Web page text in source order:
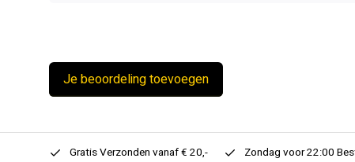
Je beoordeling toevoegen
Gratis Verzonden vanaf € 20,- Zondag voor 22:00